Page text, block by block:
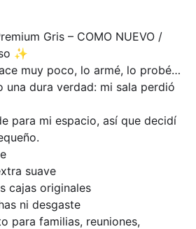
Gris – COMO NUEVO /
✨
muy poco, lo armé, lo probé…
una dura verdad: mi sala perdió
para mi espacio, así que decidí
suave
cajas originales
ni desgaste
para familias, reuniones,